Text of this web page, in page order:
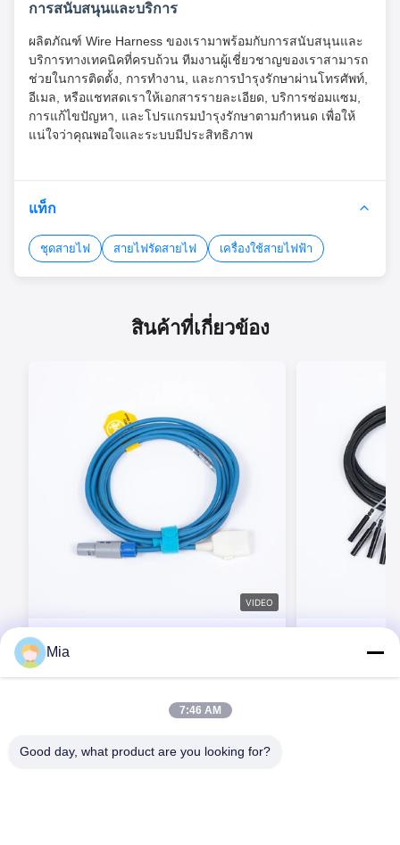
การสนับสนุนและบริการ
ผลิตภัณฑ์ Wire Harness ของเรามาพร้อมกับการสนับสนุนและ
บริการทางเทคนิคที่ครบถ้วน ทีมงานผู้เชี่ยวชาญของเราสามารถ
ช่วยในการติดตั้ง, การทํางาน, และการบํารุงรักษาผ่านโทรศัพท์,
อีเมล, หรือแชทสดเราให้เอกสารรายละเอียด, บริการซ่อมแซม,
การแก้ไขปัญหา, และโปรแกรมบํารุงรักษาตามกําหนด เพื่อให้
แน่ใจว่าคุณพอใจและระบบมีประสิทธิภาพ
แท็ก
ชุดสายไฟ สายไฟรัดสายไฟ เครื่องใช้สายไฟฟ้า
สินค้าที่เกี่ยวข้อง
VIDEO
BEXKOM คุณภาพสูง PVC TPU ซิลิคอน
เคเบิลการประกอบและสายการใช้กับการจัด
TPU เกรดการ
ลิโคน สายการ
Mia
7:46 AM
Good day, what product are you looking for?